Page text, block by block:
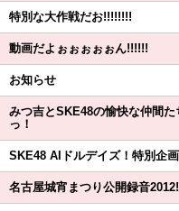
特別な大作戦だお!!!!!!!!
動画だよぉぉぉぉぉん!!!!!!
お知らせ
みつ吉とSKE48の愉快な仲間
っ！
SKE48 AIドルデイズ！特別企画
名古屋城宵まつり公開録音